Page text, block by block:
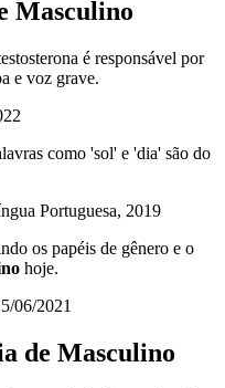
Masculino
é responsável por
e voz grave.
como 'sol' e 'dia' são do
Portuguesa, 2019
os papéis de gênero e o
hoje.
06/2021
de Masculino